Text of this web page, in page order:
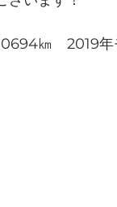
㎞　2019年